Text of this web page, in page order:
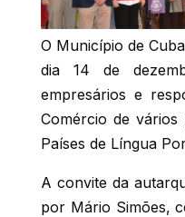
O Município de
dia 14 de
empresários e
Comércio de vários
Países de Língua
A convite da
por Mário Simões,